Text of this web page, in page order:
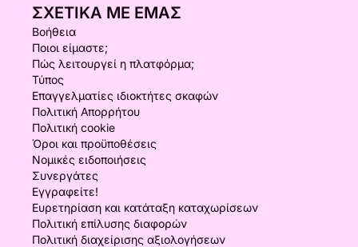
ΣΧΕΤΙΚΆ ΜΕ ΕΜΆΣ
Βοήθεια
Ποιοι είμαστε;
Πώς λειτουργεί η πλατφόρμα;
Τύπος
Επαγγελματίες ιδιοκτήτες σκαφών
Πολιτική Απορρήτου
Πολιτική cookie
Όροι και προϋποθέσεις
Νομικές ειδοποιήσεις
Συνεργάτες
Εγγραφείτε!
Ευρετηρίαση και κατάταξη καταχωρίσεων
Πολιτική επίλυσης διαφορών
Πολιτική διαχείρισης αξιολογήσεων